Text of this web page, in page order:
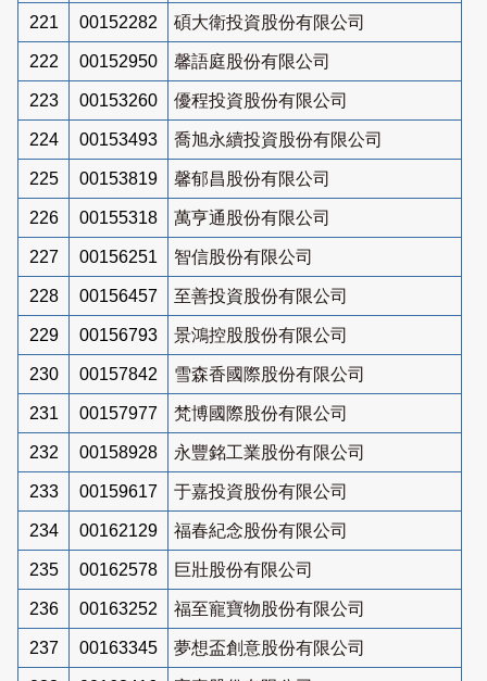
221 00152282 碩大衛投資股份有限公司
222 00152950 馨語庭股份有限公司
223 00153260 優程投資股份有限公司
224 00153493 喬旭永續投資股份有限公司
225 00153819 馨郁昌股份有限公司
226 00155318 萬亨通股份有限公司
227 00156251 智信股份有限公司
228 00156457 至善投資股份有限公司
229 00156793 景鴻控股股份有限公司
230 00157842 雪森香國際股份有限公司
231 00157977 梵博國際股份有限公司
232 00158928 永豐銘工業股份有限公司
233 00159617 于嘉投資股份有限公司
234 00162129 福春紀念股份有限公司
235 00162578 巨壯股份有限公司
236 00163252 福至寵寶物股份有限公司
237 00163345 夢想盃創意股份有限公司